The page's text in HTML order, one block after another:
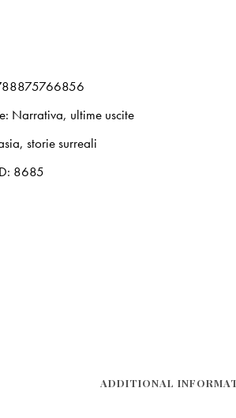
Narrativa, ultime uscite
,storie surreali
8685
ADDITIONAL